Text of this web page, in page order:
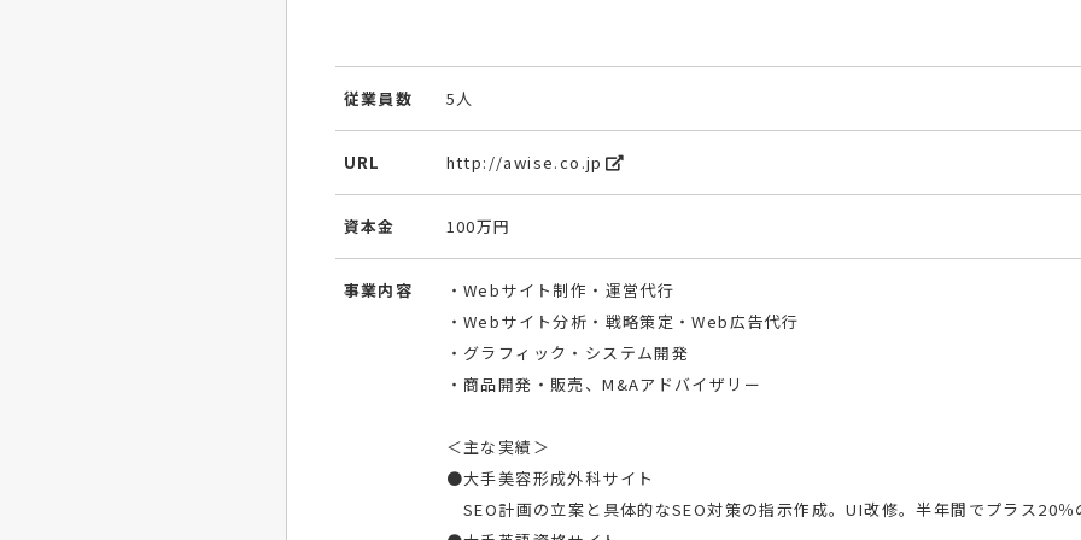
従業員数 5人
URL http://awise.co.jp
資本金 100万円
事業内容
・Webサイト制作・運営代行
・Webサイト分析・戦略策定・Web広告代行
・グラフィック・システム開発
・商品開発・販売、M&Aアドバイザリー
＜主な実績＞
●大手美容形成外科サイト
SEO計画の立案と具体的なSEO対策の指示作成。UI改修。半年間でプラス20％